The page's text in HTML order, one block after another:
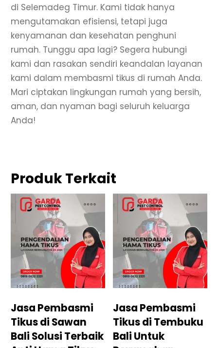
di Selemadeg Timur. Kami tidak hanya
mengutamakan efisiensi, tetapi juga
kenyamanan dan kesehatan penghuni
rumah. Tunggu apa lagi? Segera hubungi
kami dan rasakan sendiri keandalan layanan
kami dalam membasmi tikus di rumah Anda.
Mari ciptakan lingkungan rumah yang bersih,
aman, dan nyaman bagi seluruh keluarga
Anda!
Produk Terkait
Jasa Pembasmi
Tikus di Sawan
Bali Solusi Terbaik
Jasa Pembasmi
Tikus di Tembuku
Bali Untuk